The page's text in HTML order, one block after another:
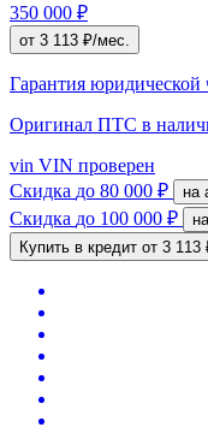
350 000 ₽
от 3 113 ₽/мес.
Гарантия юридической
Оригинал ПТС в
vin VIN проверен
Скидка до 80 000 ₽
Скидка до 100 000 ₽
Купить в кредит от 3 113